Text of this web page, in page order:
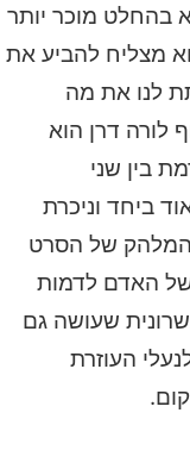
בהחלט מוכר יותר
מצליח להביע את
לנו את מה
לורה דרן הוא
בין שני
ביחד וניכרת
המלהק של הסרט
של האדם לדמות
שעושה גם
העוזרת